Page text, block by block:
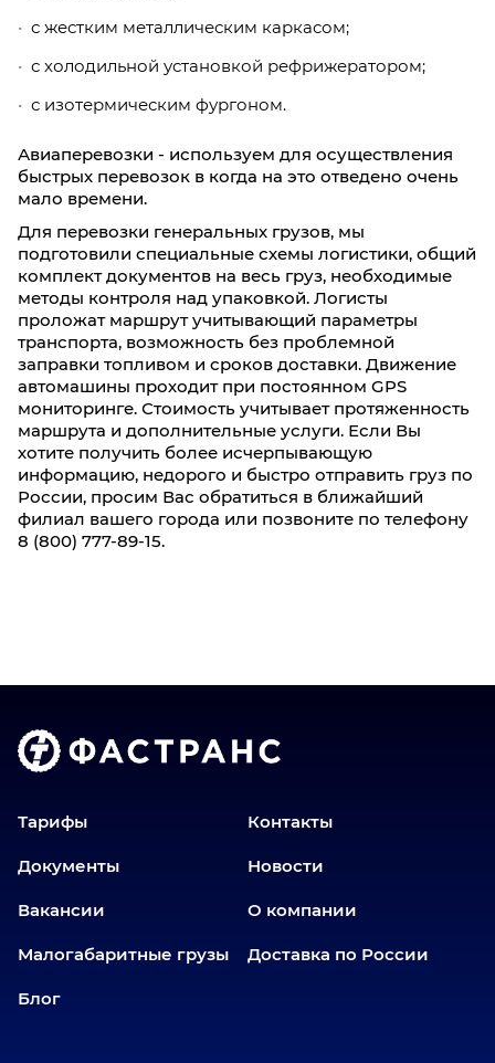
с жестким металлическим каркасом;
с холодильной установкой рефрижератором;
с изотермическим фургоном.
Авиаперевозки - используем для осуществления
быстрых перевозок в когда на это отведено очень
мало времени.
Для перевозки генеральных грузов, мы
подготовили специальные схемы логистики, общий
комплект документов на весь груз, необходимые
методы контроля над упаковкой. Логисты
проложат маршрут учитывающий параметры
транспорта, возможность без проблемной
заправки топливом и сроков доставки. Движение
автомашины проходит при постоянном GPS
мониторинге. Стоимость учитывает протяженность
маршрута и дополнительные услуги. Если Вы
хотите получить более исчерпывающую
информацию, недорого и быстро отправить груз по
России, просим Вас обратиться в ближайший
филиал вашего города или позвоните по телефону
8 (800) 777-89-15.
Тарифы Контакты
Документы Новости
Вакансии О компании
Малогабаритные грузы Доставка по России
Блог